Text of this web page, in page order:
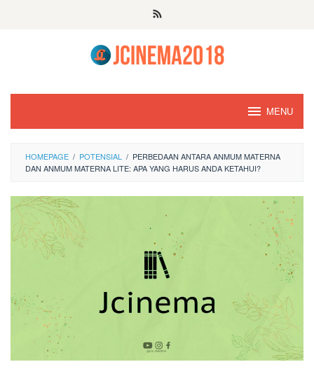
MENU
HOMEPAGE / POTENSIAL / PERBEDAAN ANTARA ANMUM MATERNA
DAN ANMUM MATERNA LITE: APA YANG HARUS ANDA KETAHUI?